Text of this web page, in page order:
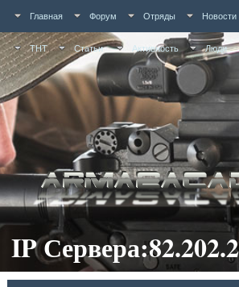
Главная Форум Отряды Новости
ТНТ Статьи Активность Люди
IP